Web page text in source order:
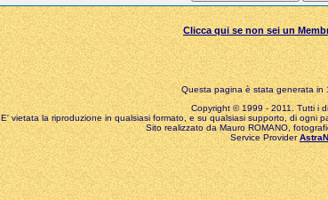
Clicca qui se non sei un
Questa pagina è stata generata in
Copyright © 1999 - 2011. Tutti i
E' vietata la riproduzione in qualsiasi formato, e su qualsiasi supporto, di ogni
Sito realizzato da Mauro ROMANO,
Service Provider